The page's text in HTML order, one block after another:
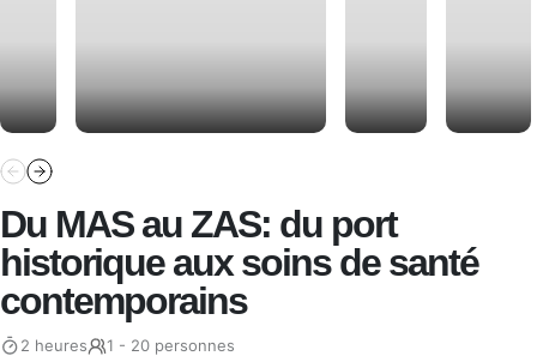
Du MAS au ZAS: du port
historique aux soins de santé
contemporains
2 heures 1 - 20 personnes